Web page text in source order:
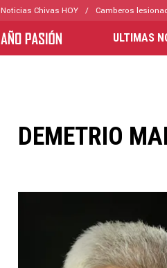
Noticias Chivas HOY Camberos
ULTIMAS
DEMETRIO